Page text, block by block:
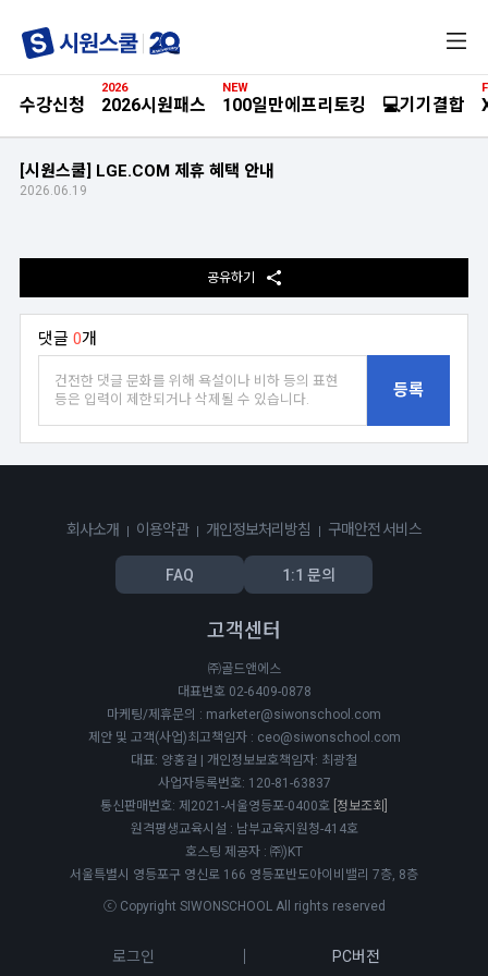
메
수강신청 2026시원패스
2026
100일만에프리토킹
NEW
💻기기결합
[시원스쿨] LGE.COM 제휴 혜택 안내
2026.06.19
공유하기
댓글0개
등록
회사소개 이용약관 개인정보처리방침 구매안전 서비스
FAQ 1:1 문의
고객센터
㈜골드앤에스
대표번호 02-6409-0878
마케팅/제휴문의 : marketer@siwonschool.com
제안 및 고객(사업)최고책임자 : ceo@siwonschool.com
대표: 양홍걸 | 개인정보보호책임자: 최광철
사업자등록번호: 120-81-63837
통신판매번호: 제2021-서울영등포-0400호 [정보조회]
원격평생교육시설 : 남부교육지원청-414호
호스팅 제공자 : ㈜)KT
서울특별시 영등포구 영신로 166 영등포반도아이비밸리 7층, 8층
ⓒ Copyright SIWONSCHOOL All rights reserved
로그인 PC버전